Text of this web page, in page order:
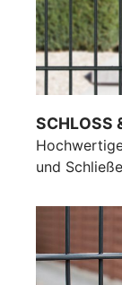
SCHLOSS
und